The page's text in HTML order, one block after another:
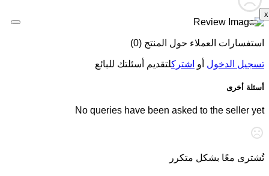
x
استفسارات العملاء حول المنتج (0)
تسجيل الدخول أو اشتركلتقديم أسئلتك للبائع
أسئلة أخرى
No queries have been asked to the seller yet
تُشترى معًا بشكل متكرر